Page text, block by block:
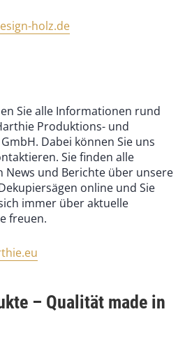
holz.de
Sie alle Informationen rund
Produktions- und
Dabei können Sie uns
Sie finden alle
News und Berichte über unsere
online und Sie
immer über aktuelle
freuen.
– Qualität made in